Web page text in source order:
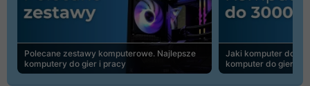
Polecane zestawy komputerowe. Najlepsze
komputery do gier i pracy
Jaki komputer do
komputer do gier |